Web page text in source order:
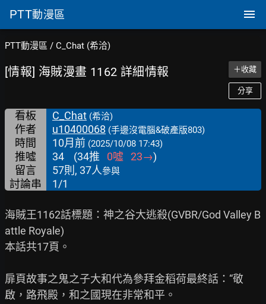
PTT動漫區
PTT動漫區 / C_Chat (希洽)
[情報] 海賊漫畫 1162 詳細情報 ＋收藏
分享
看板 C_Chat (希洽)
作者 u10400068 (手邊沒電腦&破產版803)
時間 10月前 (2025/10/08 17:43)
推噓 34 (34推 0噓 23→)
留言
57則, 37人參與
討論串 1/1
海賊王1162話標題：神之谷大逃殺(GVBR/God Valley B
attle Royale)
本話共17頁。
扉頁故事之鬼之子大和代為參拜金稻荷最終話：“敬
啟，路飛殿，和之國現在非常和平。